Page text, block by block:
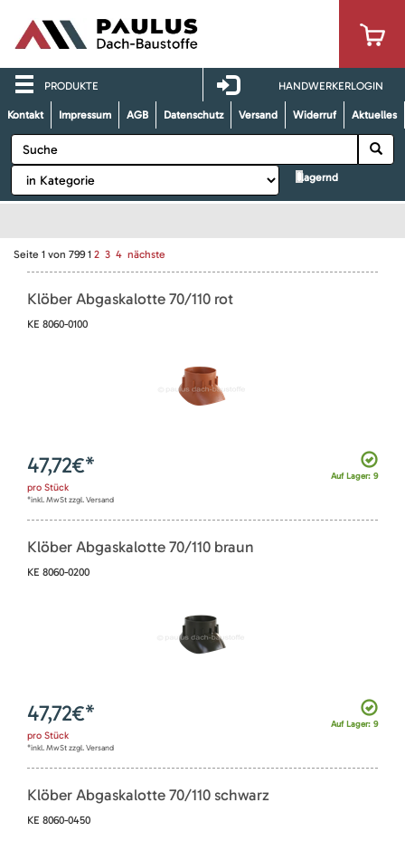
PRODUKTE HANDWERKERLOGIN
Kontakt Impressum AGB Datenschutz Versand Widerruf Aktuelles
lagernd
Seite 1 von 799 1 2 3 4 nächste
Klöber Abgaskalotte 70/110 rot
KE 8060-0100
Auf Lager: 9
47,72€*
pro Stück
*inkl. MwSt zzgl. Versand
Klöber Abgaskalotte 70/110 braun
KE 8060-0200
Auf Lager: 9
47,72€*
pro Stück
*inkl. MwSt zzgl. Versand
Klöber Abgaskalotte 70/110 schwarz
KE 8060-0450